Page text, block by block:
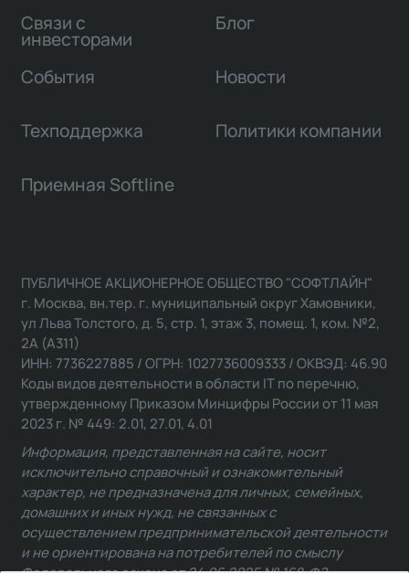
Связи с
инвесторами
Блог
События Новости
Техподдержка Политики компании
Приемная Softline
ПУБЛИЧНОЕ АКЦИОНЕРНОЕ ОБЩЕСТВО "СОФТЛАЙН"
г. Москва, вн.тер. г. муниципальный округ Хамовники,
ул Льва Толстого, д. 5, стр. 1, этаж 3, помещ. 1, ком. №2,
2А (А311)
ИНН: 7736227885 / ОГРН: 1027736009333 / ОКВЭД: 46.90
Коды видов деятельности в области IT по перечню,
утвержденному Приказом Минцифры России от 11 мая
2023 г. № 449: 2.01, 27.01, 4.01
Информация, представленная на сайте, носит
исключительно справочный и ознакомительный
характер, не предназначена для личных, семейных,
домашних и иных нужд, не связанных с
осуществлением предпринимательской деятельности
и не ориентирована на потребителей по смыслу